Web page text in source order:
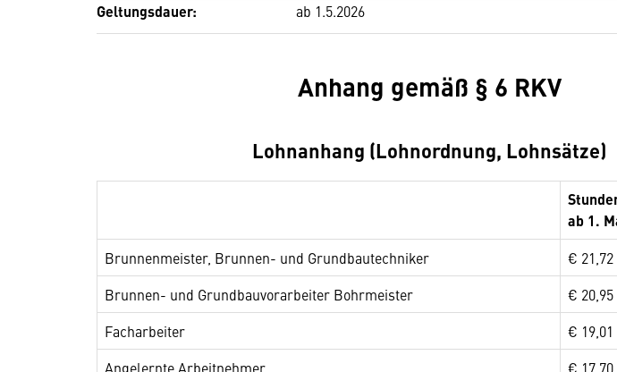
Geltungsdauer: ab 1.5.2026
Anhang gemäß § 6 RKV
Lohnanhang (Lohnordnung, Lohnsätze)
ab 1.
Brunnenmeister, Brunnen- und Grundbautechniker
€ 21,72
Brunnen- und Grundbauvorarbeiter Bohrmeister
€ 20,95
Facharbeiter
€ 19,01
Angelernte Arbeitnehmer
€ 17,70